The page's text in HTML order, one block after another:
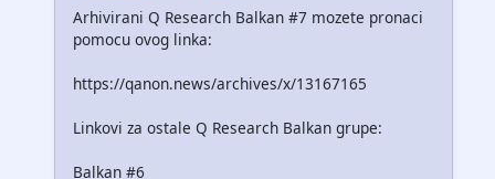
Arhivirani Q Research Balkan #7 mozete pronaci
pomocu ovog linka:
https://qanon.news/archives/x/13167165
Linkovi za ostale Q Research Balkan grupe:
Balkan #6